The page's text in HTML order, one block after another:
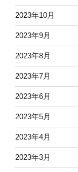
2023年10月
2023年9月
2023年8月
2023年7月
2023年6月
2023年5月
2023年4月
2023年3月